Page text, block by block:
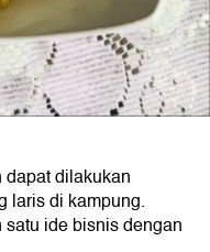
dilakukan
laris di kampung.
ide bisnis dengan